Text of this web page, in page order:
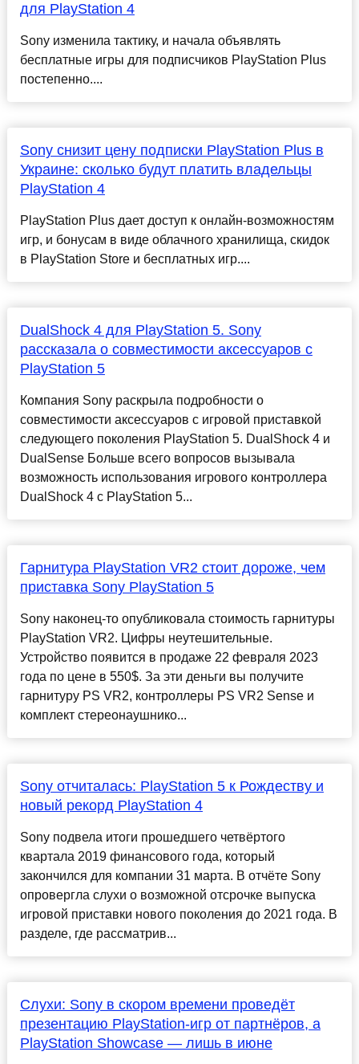
для PlayStation 4
Sony изменила тактику, и начала объявлять
бесплатные игры для подписчиков PlayStation Plus
постепенно....
Sony снизит цену подписки PlayStation Plus в
Украине: сколько будут платить владельцы
PlayStation 4
PlayStation Plus дает доступ к онлайн-возможностям
игр, и бонусам в виде облачного хранилища, скидок
в PlayStation Store и бесплатных игр....
DualShock 4 для PlayStation 5. Sony
рассказала о совместимости аксессуаров с
PlayStation 5
Компания Sony раскрыла подробности о
совместимости аксессуаров с игровой приставкой
следующего поколения PlayStation 5. DualShock 4 и
DualSense Больше всего вопросов вызывала
возможность использования игрового контроллера
DualShock 4 с PlayStation 5...
Гарнитура PlayStation VR2 стоит дороже, чем
приставка Sony PlayStation 5
Sony наконец-то опубликовала стоимость гарнитуры
PlayStation VR2. Цифры неутешительные.
Устройство появится в продаже 22 февраля 2023
года по цене в 550$. За эти деньги вы получите
гарнитуру PS VR2, контроллеры PS VR2 Sense и
комплект стереонаушнико...
Sony отчиталась: PlayStation 5 к Рождеству и
новый рекорд PlayStation 4
Sony подвела итоги прошедшего четвёртого
квартала 2019 финансового года, который
закончился для компании 31 марта. В отчёте Sony
опровергла слухи о возможной отсрочке выпуска
игровой приставки нового поколения до 2021 года. В
разделе, где рассматрив...
Слухи: Sony в скором времени проведёт
презентацию PlayStation-игр от партнёров, а
PlayStation Showcase — лишь в июне